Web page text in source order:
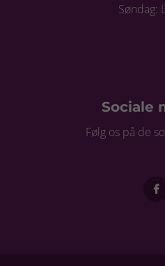
Søndag:
Sociale
Følg os på de